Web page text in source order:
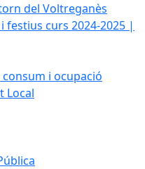
del Voltreganès
festius curs 2024-2025 |
i ocupació
Local